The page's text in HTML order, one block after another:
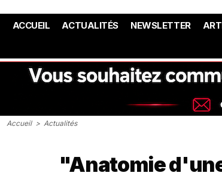
ACCUEIL ACTUALITÉS NEWSLETTER
Accueil > Actualités
"Anatomie